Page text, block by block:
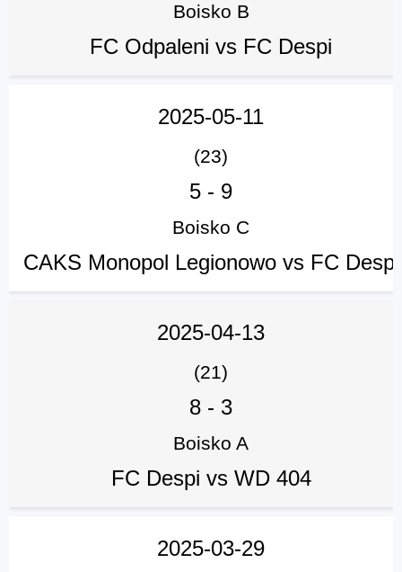
Boisko B
FC Odpaleni vs FC Despi
2025-05-11
(23)
5 - 9
Boisko C
CAKS Monopol Legionowo vs FC Despi
2025-04-13
(21)
8 - 3
Boisko A
FC Despi vs WD 404
2025-03-29